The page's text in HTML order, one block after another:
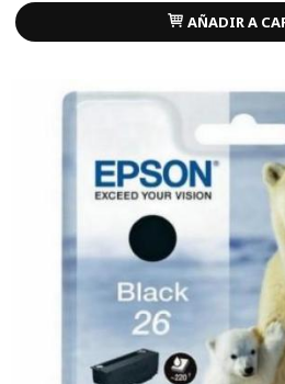
AÑADIR A